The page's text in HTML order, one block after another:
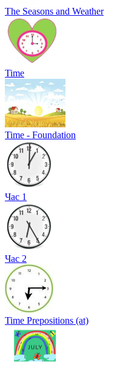
The Seasons and Weather
Time
Time - Foundation
Час 1
Час 2
Time Prepositions (at)